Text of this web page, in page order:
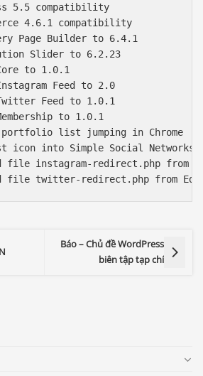
5.5 compatibility
4.6.1 compatibility
Page Builder to 6.4.1
Slider to 6.2.23
to 1.0.1
Feed to 2.0
Feed to 1.0.1
to 1.0.1
portfolio list jumping in Chrome
icon into Simple Social Networks
file instagram-redirect.php from
Báo – Chủ đề WordPress
biên tập tạp chí